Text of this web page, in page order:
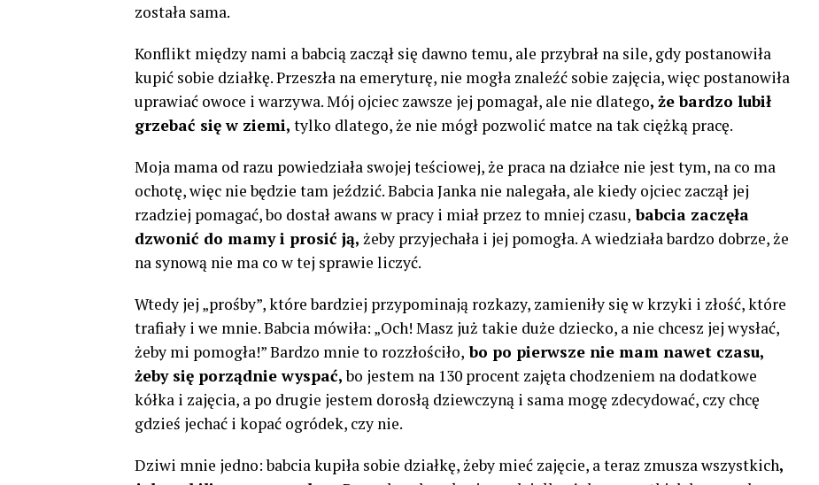
została sama.
Konflikt między nami a babcią zaczął się dawno temu, ale przybrał na sile, gdy postanowiła
kupić sobie działkę. Przeszła na emeryturę, nie mogła znaleźć sobie zajęcia, więc postanowiła
uprawiać owoce i warzywa. Mój ojciec zawsze jej pomagał, ale nie dlatego, że bardzo lubił
grzebać się w ziemi, tylko dlatego, że nie mógł pozwolić matce na tak ciężką pracę.
Moja mama od razu powiedziała swojej teściowej, że praca na działce nie jest tym, na co ma
ochotę, więc nie będzie tam jeździć. Babcia Janka nie nalegała, ale kiedy ojciec zaczął jej
rzadziej pomagać, bo dostał awans w pracy i miał przez to mniej czasu, babcia zaczęła
dzwonić do mamy i prosić ją, żeby przyjechała i jej pomogła. A wiedziała bardzo dobrze, że
na synową nie ma co w tej sprawie liczyć.
Wtedy jej „prośby”, które bardziej przypominają rozkazy, zamieniły się w krzyki i złość, które
trafiały i we mnie. Babcia mówiła: „Och! Masz już takie duże dziecko, a nie chcesz jej wysłać,
żeby mi pomogła!” Bardzo mnie to rozzłościło, bo po pierwsze nie mam nawet czasu,
żeby się porządnie wyspać,bo jestem na 130 procent zajęta chodzeniem na dodatkowe
kółka i zajęcia, a po drugie jestem dorosłą dziewczyną i sama mogę zdecydować, czy chcę
gdzieś jechać i kopać ogródek, czy nie.
Dziwi mnie jedno: babcia kupiła sobie działkę, żeby mieć zajęcie, a teraz zmusza wszystkich,